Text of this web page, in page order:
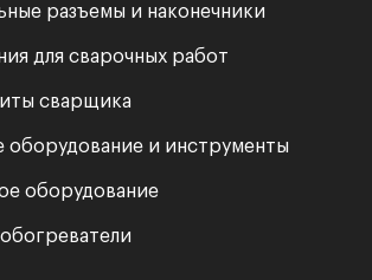
разъемы и наконечники
для сварочных работ
сварщика
оборудование и инструменты
оборудование